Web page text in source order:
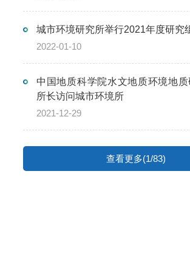
城市环境研究所举行2021年度研究
2022-01-10
中国地质科学院水文地质环境地
所长访问城市环境所
2021-12-29
查看更多(1/83)